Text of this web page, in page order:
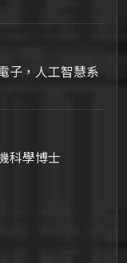
子，人工智慧系
科學博士